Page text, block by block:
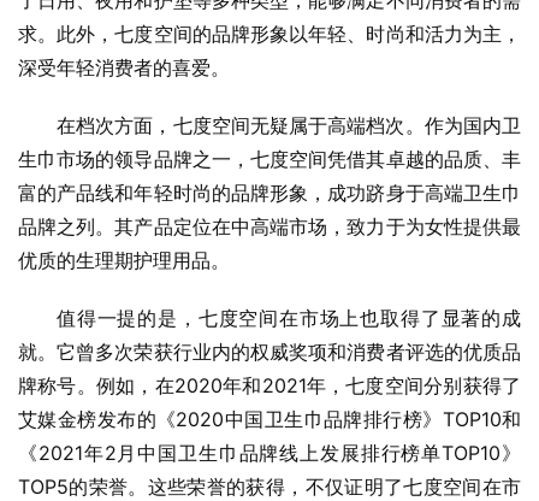
求。此外，七度空间的品牌形象以年轻、时尚和活力为主，
深受年轻消费者的喜爱。
在档次方面，七度空间无疑属于高端档次。作为国内卫
生巾市场的领导品牌之一，七度空间凭借其卓越的品质、丰
富的产品线和年轻时尚的品牌形象，成功跻身于高端卫生巾
品牌之列。其产品定位在中高端市场，致力于为女性提供最
优质的生理期护理用品。
值得一提的是，七度空间在市场上也取得了显著的成
就。它曾多次荣获行业内的权威奖项和消费者评选的优质品
牌称号。例如，在2020年和2021年，七度空间分别获得了
艾媒金榜发布的《2020中国卫生巾品牌排行榜》TOP10和
《2021年2月中国卫生巾品牌线上发展排行榜单TOP10》
TOP5的荣誉。这些荣誉的获得，不仅证明了七度空间在市